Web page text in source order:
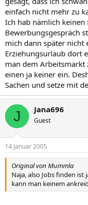
einfach nicht mehr zu
Ich hab nämlich keinen
Bewerbungsgespräch
mich dann später nicht
Erziehungsurlaub dort
man dem Arbeitsmarkt
einen ja keiner ein.
Sachen und setze mit
J Jana696
Guest
14 Januar 2005
Original von Mummla
Naja, also Jobs finden
kann man keinem